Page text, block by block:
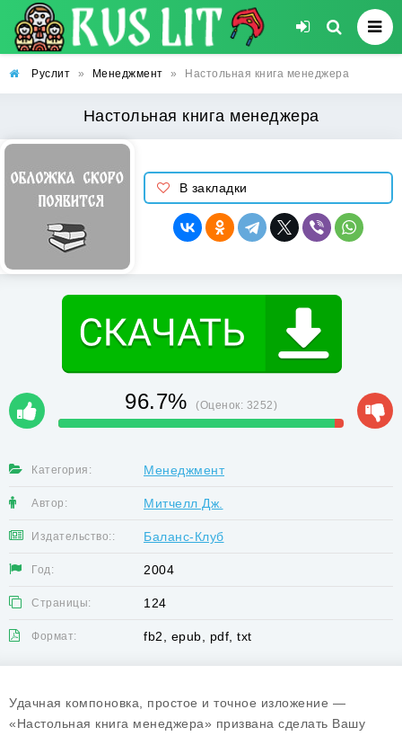
Руслит » Менеджмент » Настольная книга менеджера
Настольная книга менеджера
В закладки
96.7% (Оценок: 3252)
Категория: Менеджмент
Автор: Митчелл Дж.
Издательство:: Баланс-Клуб
Год: 2004
Страницы: 124
Формат: fb2, epub, pdf, txt
Удачная компоновка, простое и точное изложение —
«Настольная книга менеджера» призвана сделать Вашу